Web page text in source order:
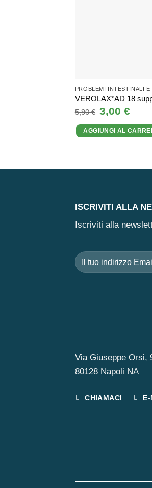
PROBLEMI INTESTINALI E
VEROLAX*AD 18
5,90€ Il
prezzo
originale
era:
5,90 €.
3,00€
attuale
è:
3,00 €.
AGGIUNGI AL
ISCRIVITI ALLA
Iscriviti alla
Via Giuseppe Orsi,
80128 Napoli NA
CHIAMACI